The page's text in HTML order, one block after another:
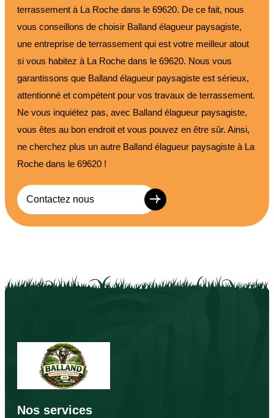
terrassement à La Roche dans le 69620. De ce fait, nous
vous conseillons de choisir Balland élagueur paysagiste,
une entreprise de terrassement qui est votre meilleur atout
si vous habitez à La Roche dans le 69620. Nous vous
garantissons que Balland élagueur paysagiste est sérieux,
attentionné et compétent pour vos travaux de terrassement.
Ne vous inquiétez pas, avec Balland élagueur paysagiste,
vous êtes au bon endroit et vous pouvez en être sûr. Ainsi,
ne cherchez plus un autre Balland élagueur paysagiste à La
Roche dans le 69620 !
Contactez nous
Nos services